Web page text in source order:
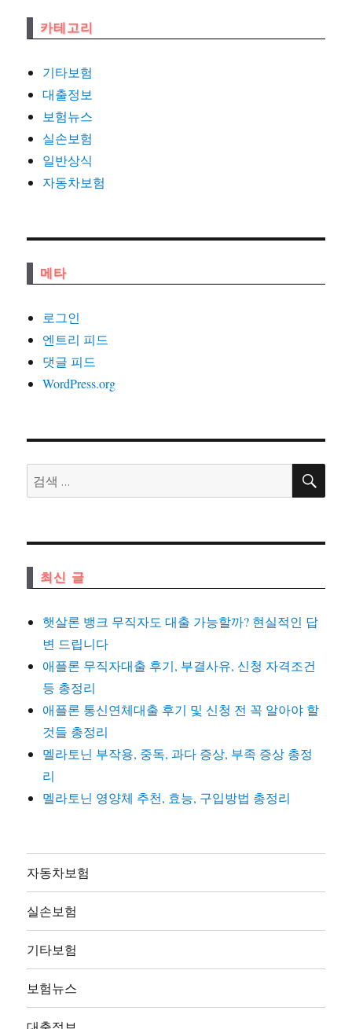
카테고리
기타보험
대출정보
보험뉴스
실손보험
일반상식
자동차보험
메타
로그인
엔트리 피드
댓글 피드
WordPress.org
검
색:
검
최신 글
햇살론 뱅크 무직자도 대출 가능할까? 현실적인 답
변 드립니다
애플론 무직자대출 후기, 부결사유, 신청 자격조건
등 총정리
애플론 통신연체대출 후기 및 신청 전 꼭 알아야 할
것들 총정리
멜라토닌 부작용, 중독, 과다 증상, 부족 증상 총정
리
멜라토닌 영양체 추천, 효능, 구입방법 총정리
자동차보험
실손보험
기타보험
보험뉴스